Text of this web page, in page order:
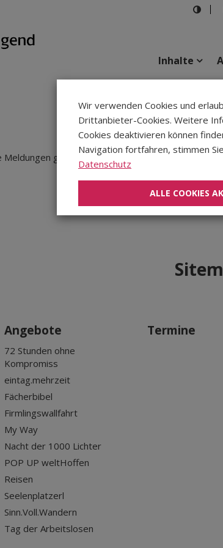
Inhalte
gefunden...
Angebote
72 Stunden ohne
Kompromiss
eintag.mehrzeit
Fächerbibel
Firmlingswallfahrt
My Way
Nacht der 1000 Lichter
POP UP weltHoffen
Reisen
Seelenplatzerl
Sinn.Voll.Wandern
Tag der Arbeitslosen
Termine
Wir verwenden Cookies und
Drittanbieter-Cookies. Weitere
Cookies deaktivieren können
Navigation fortfahren, stimmen
Datenschutz
ALLE COOKIES